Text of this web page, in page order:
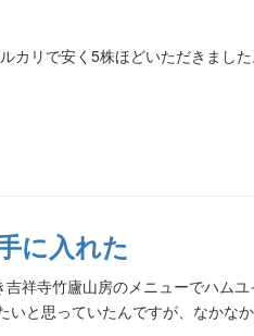
リで安く5株ほどいただきました
に入れた
祥寺竹廬山房のメニューでハム
と思っていたんですが、なかな